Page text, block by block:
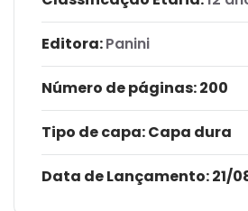
Editora:Panini
Número de páginas: 200
Tipo de capa:Capa dura
Data de Lançamento:21/